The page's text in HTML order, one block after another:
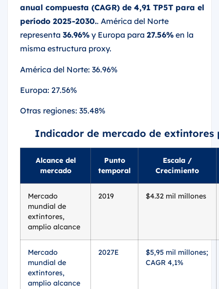
anual compuesta (CAGR) de 4,91 TP5T para el
período 2025-2030.. América del Norte
representa 36.96% y Europa para 27.56% en la
misma estructura proxy.
América del Norte: 36.96%
Europa: 27.56%
Otras regiones: 35.48%
Indicador de mercado de extintores
Alcance del
mercado
Punto
temporal
Escala /
Crecimiento
Mercado
mundial de
extintores,
amplio alcance
2019 $4.32 mil millones
Mercado
mundial de
extintores,
amplio alcance
2027E
$5,95 mil millones;
CAGR 4,1%